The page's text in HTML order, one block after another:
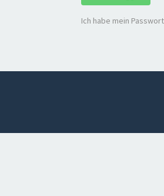
Ich habe mein